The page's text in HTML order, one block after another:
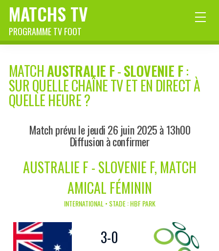
MATCHS TV
PROGRAMME TV FOOT
MATCHAUSTRALIE F-SLOVENIE F:
SUR QUELLE CHAÎNE TV ET EN DIRECT À
QUELLE HEURE ?
Match prévu le jeudi 26 juin 2025 à 13h00
Diffusion à confirmer
AUSTRALIE F - SLOVENIE F, MATCH
AMICAL FÉMININ
INTERNATIONAL • STADE : HBF PARK
3-0